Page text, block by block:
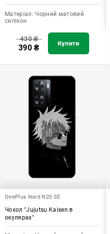
Матеріал: Чорний матовий
силікон
430₴
390₴ Купити
OnePlus Nord N20 SE
Чохол "Jujutsu Kaisen в
окулярах"